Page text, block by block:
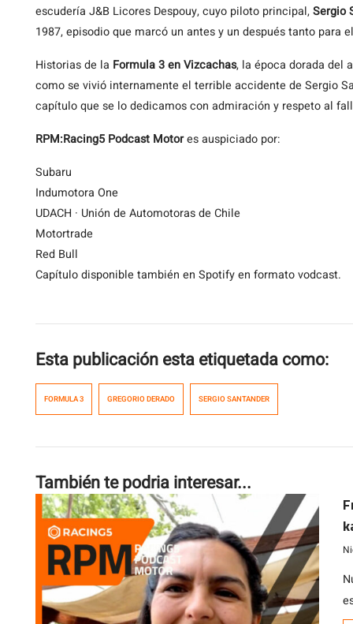
escudería J&B Licores Despouy, cuyo piloto principal,Sergio
1987, episodio que marcó un antes y un después tanto para
Historias de la Formula 3 en Vizcachas, la época dorada del
como se vivió internamente el terrible accidente de Sergio
capítulo que se lo dedicamos con admiración y respeto al
RPM:Racing5 Podcast Motores auspiciado por:
Subaru
Indumotora One
UDACH · Unión de Automotoras de Chile
Motortrade
Red Bull
Capítulo disponible también en Spotify en formato vodcast.
Esta publicación esta etiquetada como:
FORMULA 3 GREGORIO DERADO SERGIO SANTANDER
También te podria interesar...